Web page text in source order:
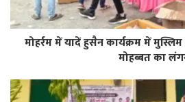
मोहर्रम में यादें हुसैन कार्यक्रम में
मोहब्बत का